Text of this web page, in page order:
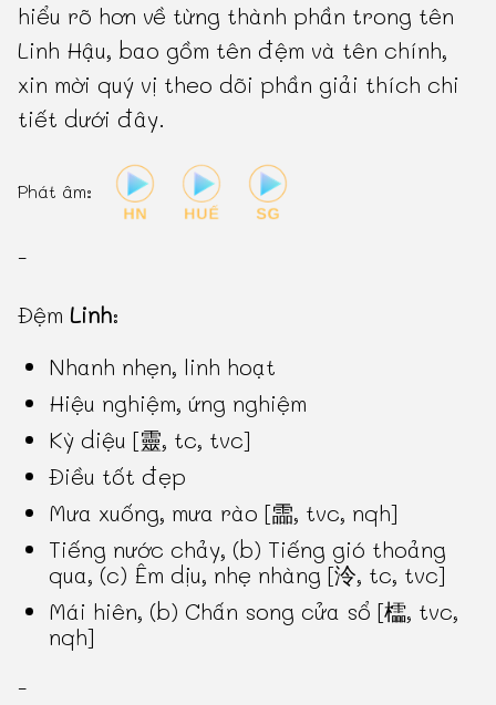
hiểu rõ hơn về từng thành phần trong tên
Linh Hậu, bao gồm tên đệm và tên chính,
xin mời quý vị theo dõi phần giải thích chi
tiết dưới đây.
Phát âm:
-
ĐệmLinh:
Nhanh nhẹn, linh hoạt
Hiệu nghiệm, ứng nghiệm
Kỳ diệu [靈, tc, tvc]
Điều tốt đẹp
Mưa xuống, mưa rào [霝, tvc, nqh]
Tiếng nước chảy, (b) Tiếng gió thoảng
qua, (c) Êm dịu, nhẹ nhàng [泠, tc, tvc]
Mái hiên, (b) Chấn song cửa sổ [櫺, tvc,
nqh]
-